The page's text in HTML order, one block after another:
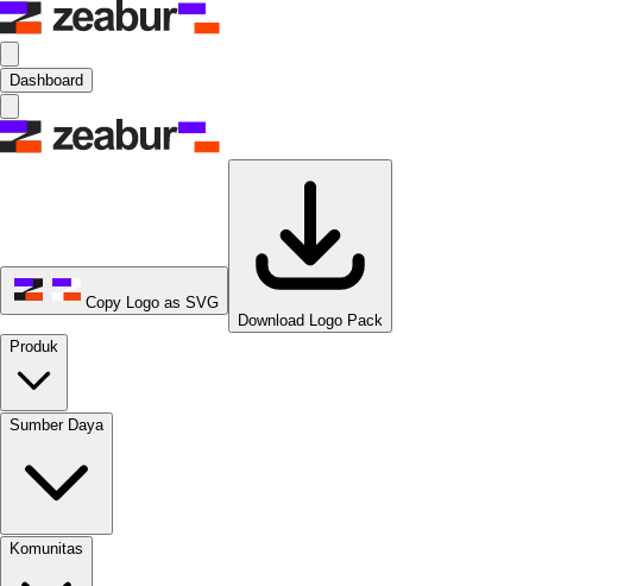
Dashboard
Copy Logo as SVG
Download Logo Pack
Produk
Sumber Daya
Komunitas